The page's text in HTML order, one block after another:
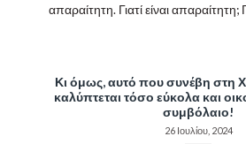
απαραίτητη. Γιατί είναι
Κι όμως, αυτό που συνέβη στη
καλύπτεται τόσο εύκολα και
συμβόλαιο!
26 Ιουλίου, 2024